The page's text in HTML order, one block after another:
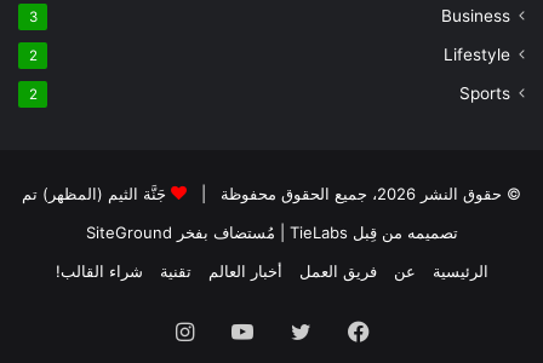
Business
3
Lifestyle
2
Sports
2
© حقوق النشر 2026، جميع الحقوق محفوظة |
جَنَّة الثيم (المظهر) تم
تصميمه من قِبل TieLabs
| مُستضاف بفخر SiteGround
الرئيسية
عن فريق العمل أخبار العالم تقنية شراء القالب!
فيسبوك تويتر يوتيوب